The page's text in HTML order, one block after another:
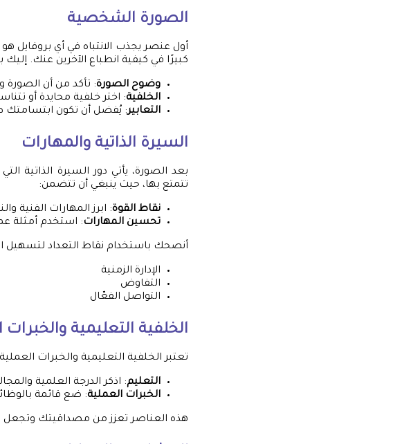
الصورة الشخصية
أول عنصر يجذب الانتباه في أي بروفايل
كبيرًا في كيفية انطباع الآخرين عنك. إليك
وضوح الصورة: تأكد من أن الصورة
الخلفية: اختر خلفية محايدة أو
التعابير: يُفضل أن تكون ابتسامتك
السيرة الذاتية والمهارات
بعد الصورة، يأتي دور السيرة الذاتية
تتمتع بها، حيث ينبغي أن تتضمن:
نقاط القوة: ابرز المهارات الفنية
تحسين المهارات: استخدم أمثلة
أنصحك باستخدام نقاط التعداد لتسهيل
الإدارة الزمنية
التفاوض
التواصل الفعّال
الخلفية التعليمية والخبرات
تعتبر الخلفية التعليمية والخبرات
التعليم: اذكر الدرجة العلمية
الخبرات العملية: ضع قائمة
هذه العناصر تعزز من مصداقيتك وتجعل